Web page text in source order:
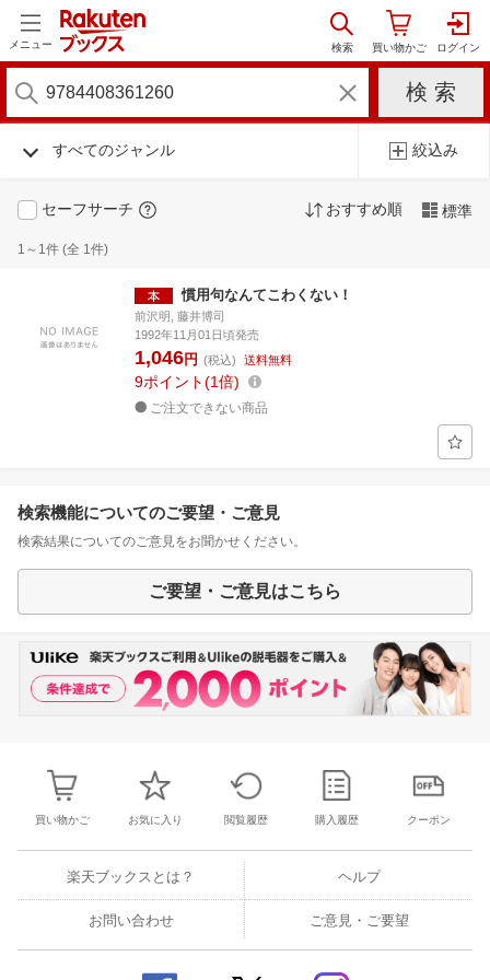
メニュー
すべてのジャンル 絞込み
セーフサーチ おすすめ順 標準
1～1件 (全 1件)
慣用句なんてこわくない！
前沢明, 藤井博司
1992年11月01日頃発売
1,046円 (税込) 送料無料
9ポイント 1倍
ご注文できない商品
検索機能についてのご要望・ご意見
検索結果についてのご意見をお聞かせください。
ご要望・ご意見はこちら
買い物かご お気に入り 閲覧履歴 購入履歴 クーポン
楽天ブックスとは？ ヘルプ
お問い合わせ ご意見・ご要望